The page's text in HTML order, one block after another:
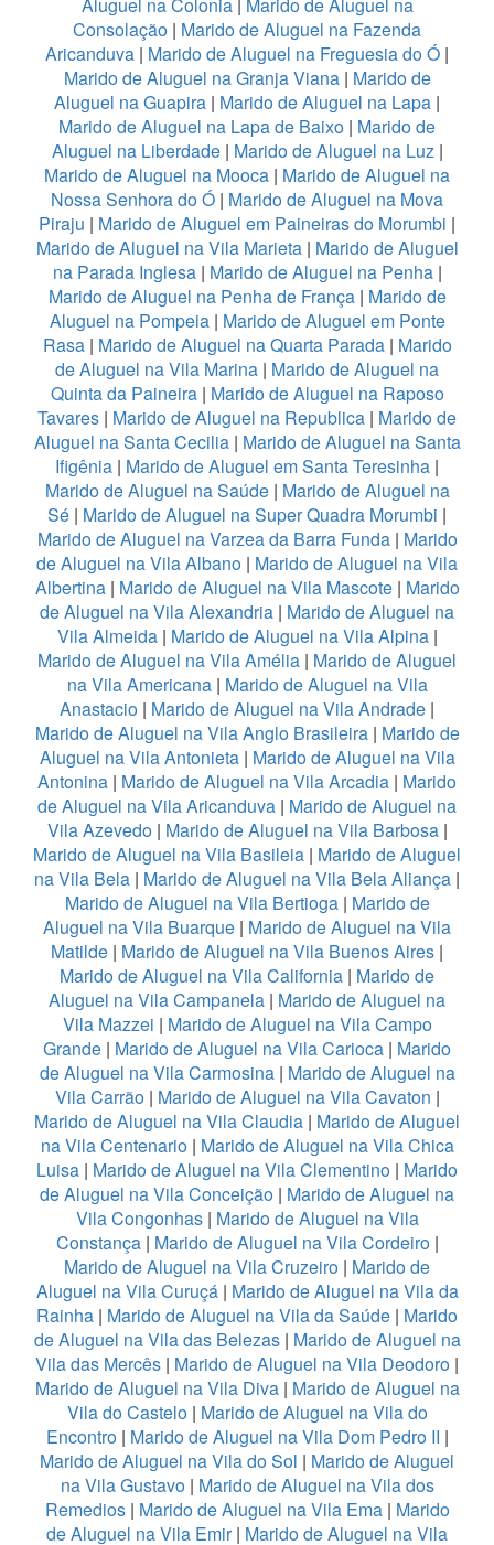
Consolação | Marido de Aluguel na Fazenda
Aricanduva | Marido de Aluguel na Freguesia do Ó |
Marido de Aluguel na Granja Viana| Marido de
Aluguel na Guapira | Marido de Aluguel na Lapa |
Marido de Aluguel na Lapa de Baixo | Marido de
Aluguel na Liberdade | Marido de Aluguel na Luz|
Marido de Aluguel na Mooca | Marido de Aluguel na
Nossa Senhora do Ó | Marido de Aluguel na Mova
Piraju | Marido de Aluguel em Paineiras do Morumbi |
Marido de Aluguel na Vila Marieta| Marido de Aluguel
na Parada Inglesa | Marido de Aluguel na Penha|
Marido de Aluguel na Penha de França | Marido de
Aluguel na Pompeia| Marido de Aluguel em Ponte
Rasa| Marido de Aluguel na Quarta Parada| Marido
de Aluguel na Vila Marina | Marido de Aluguel na
Quinta da Paineira| Marido de Aluguel na Raposo
Tavares | Marido de Aluguel na Republica | Marido de
Aluguel na Santa Cecilia| Marido de Aluguel na Santa
Ifigênia | Marido de Aluguel em Santa Teresinha |
Marido de Aluguel na Saúde| Marido de Aluguel na
Sé | Marido de Aluguel na Super Quadra Morumbi |
Marido de Aluguel na Varzea da Barra Funda| Marido
de Aluguel na Vila Albano | Marido de Aluguel na Vila
Albertina| Marido de Aluguel na Vila Mascote| Marido
de Aluguel na Vila Alexandria | Marido de Aluguel na
Vila Almeida | Marido de Aluguel na Vila Alpina |
Marido de Aluguel na Vila Amélia | Marido de Aluguel
na Vila Americana| Marido de Aluguel na Vila
Anastacio | Marido de Aluguel na Vila Andrade |
Marido de Aluguel na Vila Anglo Brasileira| Marido de
Aluguel na Vila Antonieta| Marido de Aluguel na Vila
Antonina | Marido de Aluguel na Vila Arcadia | Marido
de Aluguel na Vila Aricanduva | Marido de Aluguel na
Vila Azevedo| Marido de Aluguel na Vila Barbosa|
Marido de Aluguel na Vila Basileia | Marido de Aluguel
na Vila Bela | Marido de Aluguel na Vila Bela Aliança |
Marido de Aluguel na Vila Bertioga| Marido de
Aluguel na Vila Buarque | Marido de Aluguel na Vila
Matilde | Marido de Aluguel na Vila Buenos Aires |
Marido de Aluguel na Vila California | Marido de
Aluguel na Vila Campanela | Marido de Aluguel na
Vila Mazzei | Marido de Aluguel na Vila Campo
Grande | Marido de Aluguel na Vila Carioca | Marido
de Aluguel na Vila Carmosina| Marido de Aluguel na
Vila Carrão| Marido de Aluguel na Vila Cavaton |
Marido de Aluguel na Vila Claudia | Marido de Aluguel
na Vila Centenario| Marido de Aluguel na Vila Chica
Luisa | Marido de Aluguel na Vila Clementino | Marido
de Aluguel na Vila Conceição | Marido de Aluguel na
Vila Congonhas| Marido de Aluguel na Vila
Constança| Marido de Aluguel na Vila Cordeiro|
Marido de Aluguel na Vila Cruzeiro | Marido de
Aluguel na Vila Curuçá | Marido de Aluguel na Vila da
Rainha | Marido de Aluguel na Vila da Saúde | Marido
de Aluguel na Vila das Belezas| Marido de Aluguel na
Vila das Mercês | Marido de Aluguel na Vila Deodoro |
Marido de Aluguel na Vila Diva| Marido de Aluguel na
Vila do Castelo| Marido de Aluguel na Vila do
Encontro| Marido de Aluguel na Vila Dom Pedro II |
Marido de Aluguel na Vila do Sol | Marido de Aluguel
na Vila Gustavo| Marido de Aluguel na Vila dos
Remedios| Marido de Aluguel na Vila Ema| Marido
de Aluguel na Vila Emir| Marido de Aluguel na Vila